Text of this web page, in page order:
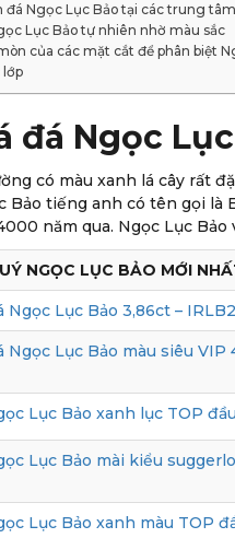
đá Ngọc Lục Bảo tại các trung
Lục Bảo tự nhiên nhờ màu sắc
của các mặt cắt để phân biệt
lớp
đá Ngọc
có màu xanh lá cây rất
Bảo tiếng anh có tên gọi là
năm qua. Ngọc Lục
NGỌC LỤC BẢO MỚI
Ngọc Lục Bảo 3,86ct –
Ngọc Lục Bảo màu siêu VIP
Lục Bảo xanh lục TOP
Lục Bảo mài kiểu
Lục Bảo xanh màu TOP